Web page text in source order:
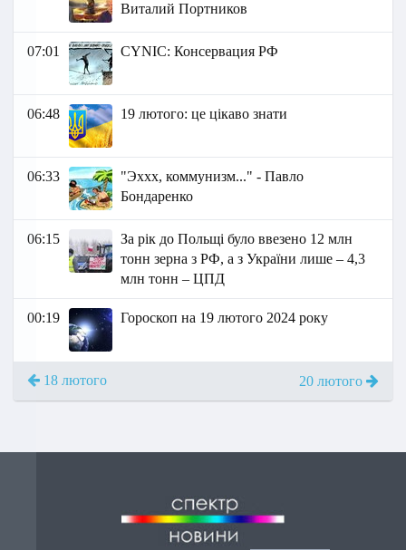
Виталий Портников
07:01 СYNIC: Консервация РФ
06:48 19 лютого: це цікаво знати
06:33
"Эххх, коммунизм..." - Павло
Бондаренко
06:15
За рік до Польщі було ввезено 12 млн
тонн зерна з РФ, а з України лише – 4,3
млн тонн – ЦПД
00:19 Гороскоп на 19 лютого 2024 року
18 лютого 20 лютого